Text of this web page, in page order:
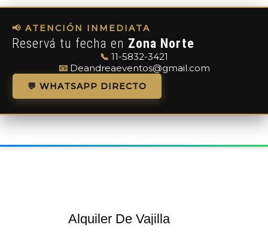
📢 ATENCIÓN INMEDIATA
Reservá tu fecha en Zona Norte
📞 11-5832-3421
📧Deandreaeventos@gmail.com
💬 WHATSAPP DIRECTO
Alquiler De Vajilla